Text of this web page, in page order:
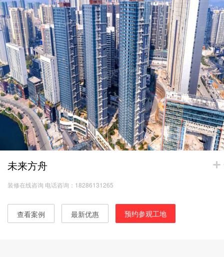
未来方舟
装修在线咨询 电话咨询：18286131265
查看案例 最新优惠 预约参观工地